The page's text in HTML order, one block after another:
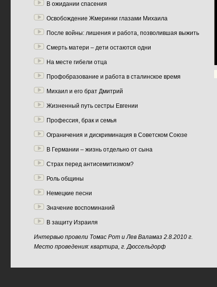
В ожидании спасения
Освобождение Жмеринки глазами Михаила
После войны: лишения и работа, позволившая выжить
Смерть матери – дети остаются одни
На месте гибели отца
Профобразование и работа в сталинское время
Михаил и его брат Дмитрий
Жизненный путь сестры Евгении
Профессия, брак и семья
Ограничения и дискриминация в Советском Союзе
В Германии – жизнь отдельно от сына
Страх перед антисемитизмом?
Роль общины
Немецкие песни
Значение воспоминаний
В защиту Израиля
Интервью провели Томас Рот и Лев Валамаз 2.8.2010 г.
Место проведения: квартира, г. Дюссельдорф